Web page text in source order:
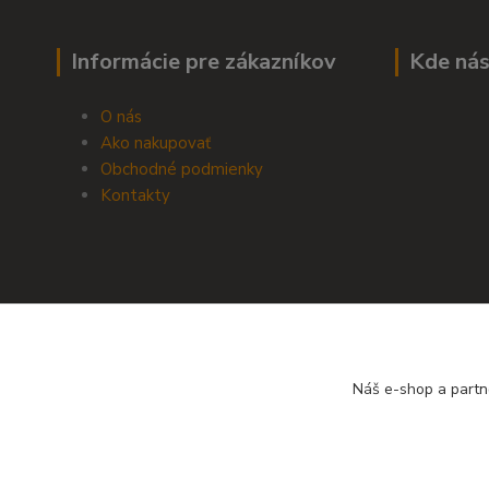
Informácie pre zákazníkov
O nás
Ako nakupovať
Obchodné podmienky
Kontakty
Kde
Náš e-shop a